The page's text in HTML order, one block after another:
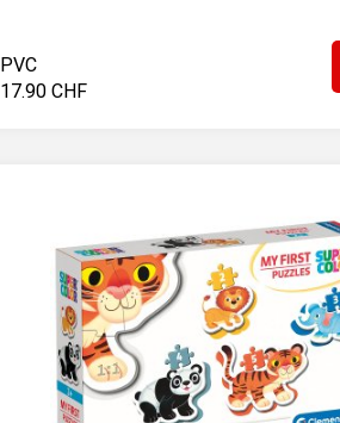
PVC
17.90 CHF